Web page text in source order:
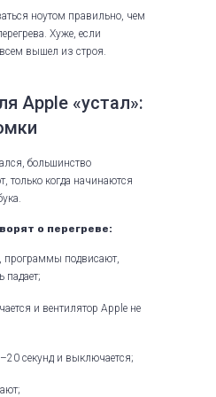
ноутом правильно, чем
Хуже, если
вышел из строя.
Apple «устал»:
большинство
только когда начинаются
о перегреве:
программы подвисают,
падает;
и вентилятор Apple не
секунд и выключается;